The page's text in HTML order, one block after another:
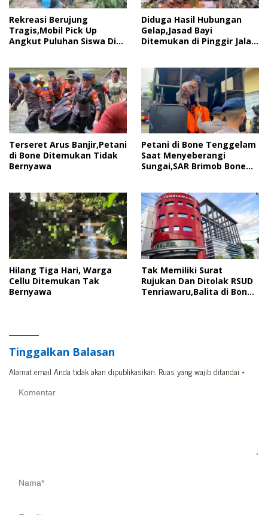
Rekreasi Berujung
Tragis,Mobil Pick Up
Angkut Puluhan Siswa Di
Diduga Hasil Hubungan
Gelap,Jasad Bayi
Ditemukan di Pinggir Jalan
Terseret Arus Banjir,Petani
di Bone Ditemukan Tidak
Bernyawa
Petani di Bone Tenggelam
Saat Menyeberangi
Sungai,SAR Brimob Bone
Hilang Tiga Hari, Warga
Cellu Ditemukan Tak
Bernyawa
Tak Memiliki Surat
Rujukan Dan Ditolak RSUD
Tenriawaru,Balita di Bone
Tinggalkan Balasan
Alamat email Anda tidak akan dipublikasikan. Ruas yang wajib ditandai *